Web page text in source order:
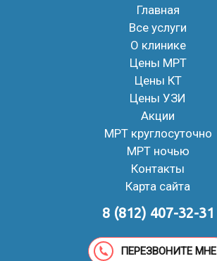
Главная
Все услуги
О клинике
Цены МРТ
Цены КТ
Цены УЗИ
Акции
МРТ круглосуточно
МРТ ночью
Контакты
Карта сайта
8 (812) 407-32-31
ПЕРЕЗВОНИТЕ МНЕ